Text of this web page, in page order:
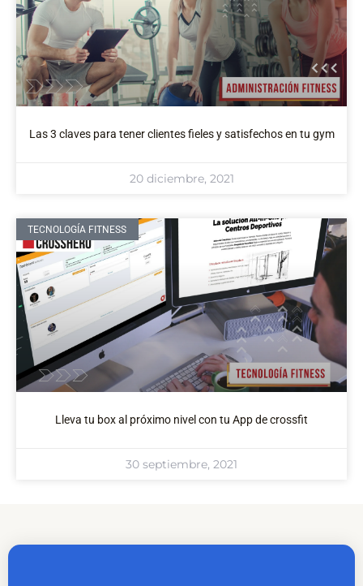
Las 3 claves para tener clientes fieles y satisfechos en tu gym
20 diciembre, 2021
TECNOLOGÍA FITNESS
Lleva tu box al próximo nivel con tu App de crossfit
30 septiembre, 2021